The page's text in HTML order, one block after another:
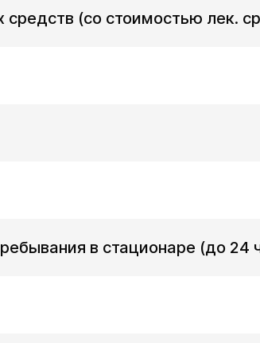
средств (со стоимостью лек.
в стационаре (до 24